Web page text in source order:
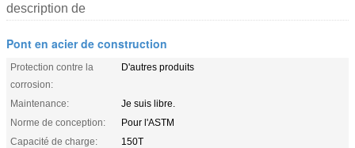
description de
Pont en acier de construction
Protection contre la
corrosion:
D'autres produits
Maintenance:
Je suis libre.
Norme de conception:
Pour l'ASTM
Capacité de charge:
150T